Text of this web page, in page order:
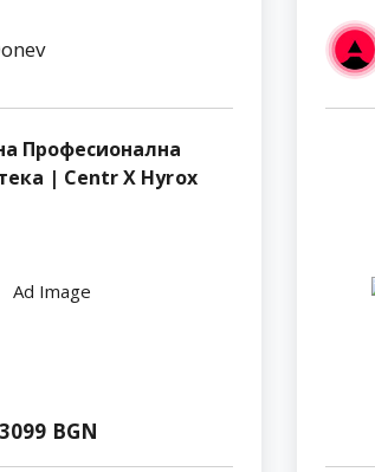
Професионална
| Centr X Hyrox
BGN